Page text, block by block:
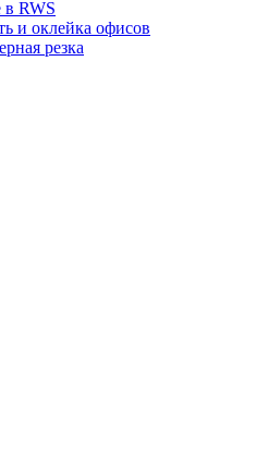
в RWS
и оклейка офисов
резка